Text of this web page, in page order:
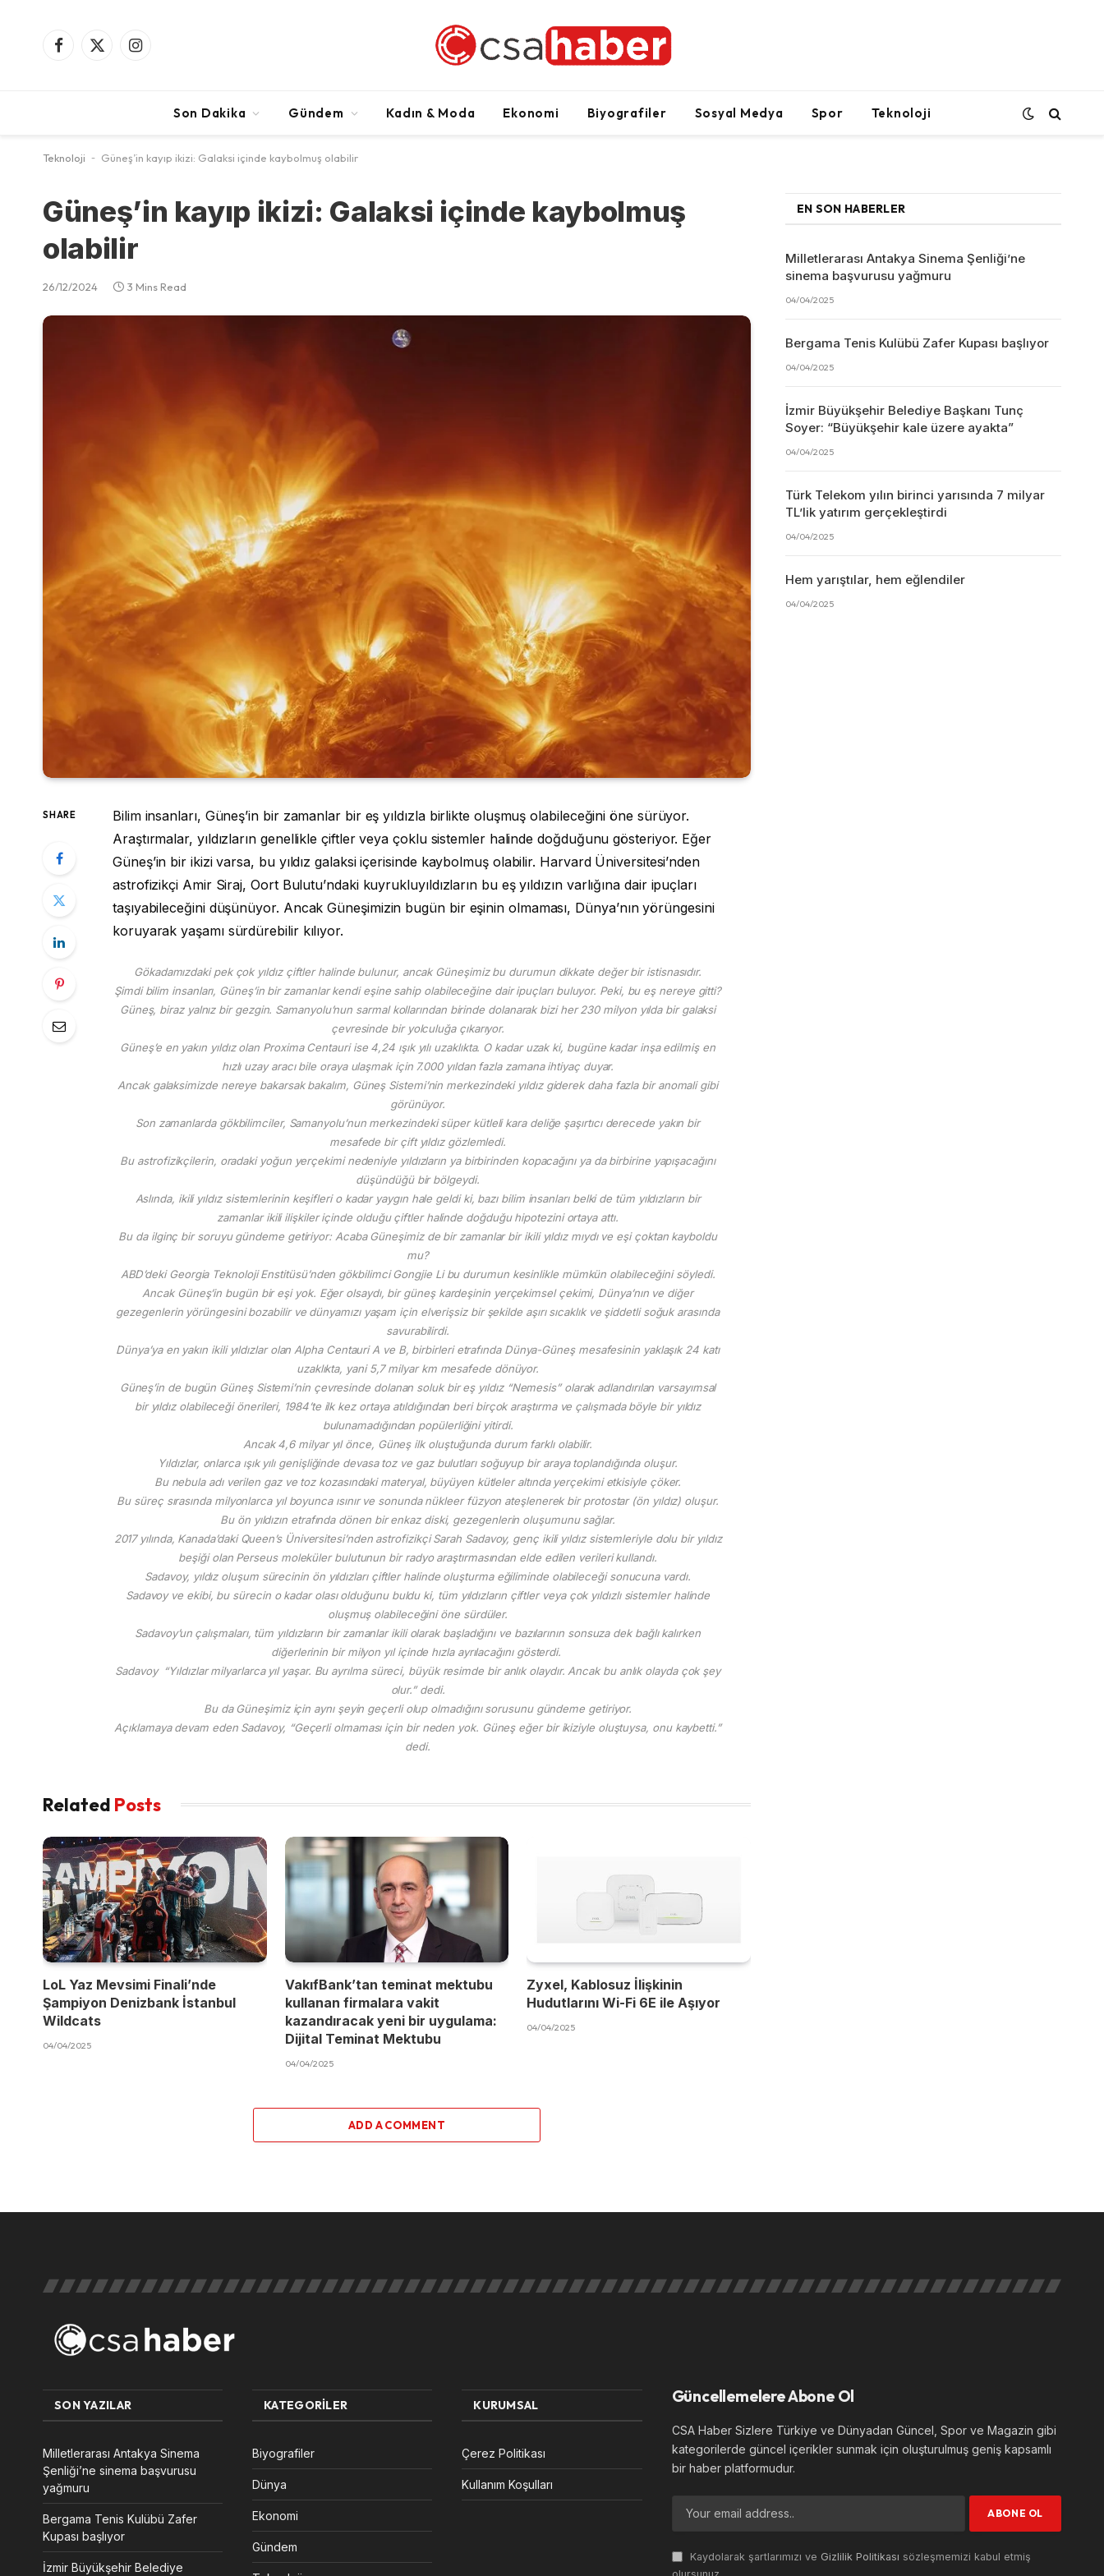
Facebook
X
Instagram
Son Dakika Gündem Kadın & Moda Ekonomi Biyografiler Sosyal Medya Spor Teknoloji
Teknoloji - Güneş’in kayıp ikizi: Galaksi içinde kaybolmuş olabilir
Güneş’in kayıp ikizi: Galaksi içinde kaybolmuş
olabilir
26/12/2024 3 Mins Read
SHARE
Bilim insanları, Güneş’in bir zamanlar bir eş yıldızla birlikte oluşmuş olabileceğini öne sürüyor.
Araştırmalar, yıldızların genellikle çiftler veya çoklu sistemler halinde doğduğunu gösteriyor. Eğer
Güneş’in bir ikizi varsa, bu yıldız galaksi içerisinde kaybolmuş olabilir. Harvard Üniversitesi’nden
astrofizikçi Amir Siraj, Oort Bulutu’ndaki kuyrukluyıldızların bu eş yıldızın varlığına dair ipuçları
taşıyabileceğini düşünüyor. Ancak Güneşimizin bugün bir eşinin olmaması, Dünya’nın yörüngesini
koruyarak yaşamı sürdürebilir kılıyor.
Gökadamızdaki pek çok yıldız çiftler halinde bulunur, ancak Güneşimiz bu durumun dikkate değer bir istisnasıdır.
Şimdi bilim insanları, Güneş’in bir zamanlar kendi eşine sahip olabileceğine dair ipuçları buluyor. Peki, bu eş nereye gitti?
Güneş, biraz yalnız bir gezgin. Samanyolu’nun sarmal kollarından birinde dolanarak bizi her 230 milyon yılda bir galaksi
çevresinde bir yolculuğa çıkarıyor.
Güneş’e en yakın yıldız olan Proxima Centauri ise 4,24 ışık yılı uzaklıkta. O kadar uzak ki, bugüne kadar inşa edilmiş en
hızlı uzay aracı bile oraya ulaşmak için 7.000 yıldan fazla zamana ihtiyaç duyar.
Ancak galaksimizde nereye bakarsak bakalım, Güneş Sistemi’nin merkezindeki yıldız giderek daha fazla bir anomali gibi
görünüyor.
Son zamanlarda gökbilimciler, Samanyolu’nun merkezindeki süper kütleli kara deliğe şaşırtıcı derecede yakın bir
mesafede bir çift yıldız gözlemledi.
Bu astrofizikçilerin, oradaki yoğun yerçekimi nedeniyle yıldızların ya birbirinden kopacağını ya da birbirine yapışacağını
düşündüğü bir bölgeydi.
Aslında, ikili yıldız sistemlerinin keşifleri o kadar yaygın hale geldi ki, bazı bilim insanları belki de tüm yıldızların bir
zamanlar ikili ilişkiler içinde olduğu çiftler halinde doğduğu hipotezini ortaya attı.
Bu da ilginç bir soruyu gündeme getiriyor: Acaba Güneşimiz de bir zamanlar bir ikili yıldız mıydı ve eşi çoktan kayboldu
mu?
ABD’deki Georgia Teknoloji Enstitüsü’nden gökbilimci Gongjie Li bu durumun kesinlikle mümkün olabileceğini söyledi.
Ancak Güneş’in bugün bir eşi yok. Eğer olsaydı, bir güneş kardeşinin yerçekimsel çekimi, Dünya’nın ve diğer
gezegenlerin yörüngesini bozabilir ve dünyamızı yaşam için elverişsiz bir şekilde aşırı sıcaklık ve şiddetli soğuk arasında
savurabilirdi.
Dünya’ya en yakın ikili yıldızlar olan Alpha Centauri A ve B, birbirleri etrafında Dünya-Güneş mesafesinin yaklaşık 24 katı
uzaklıkta, yani 5,7 milyar km mesafede dönüyor.
Güneş’in de bugün Güneş Sistemi’nin çevresinde dolanan soluk bir eş yıldız “Nemesis” olarak adlandırılan varsayımsal
bir yıldız olabileceği önerileri, 1984’te ilk kez ortaya atıldığından beri birçok araştırma ve çalışmada böyle bir yıldız
bulunamadığından popülerliğini yitirdi.
Ancak 4,6 milyar yıl önce, Güneş ilk oluştuğunda durum farklı olabilir.
Yıldızlar, onlarca ışık yılı genişliğinde devasa toz ve gaz bulutları soğuyup bir araya toplandığında oluşur.
Bu nebula adı verilen gaz ve toz kozasındaki materyal, büyüyen kütleler altında yerçekimi etkisiyle çöker.
Bu süreç sırasında milyonlarca yıl boyunca ısınır ve sonunda nükleer füzyon ateşlenerek bir protostar (ön yıldız) oluşur.
Bu ön yıldızın etrafında dönen bir enkaz diski, gezegenlerin oluşumunu sağlar.
2017 yılında, Kanada’daki Queen’s Üniversitesi’nden astrofizikçi Sarah Sadavoy, genç ikili yıldız sistemleriyle dolu bir yıldız
beşiği olan Perseus moleküler bulutunun bir radyo araştırmasından elde edilen verileri kullandı.
Sadavoy, yıldız oluşum sürecinin ön yıldızları çiftler halinde oluşturma eğiliminde olabileceği sonucuna vardı.
Sadavoy ve ekibi, bu sürecin o kadar olası olduğunu buldu ki, tüm yıldızların çiftler veya çok yıldızlı sistemler halinde
oluşmuş olabileceğini öne sürdüler.
Sadavoy’un çalışmaları, tüm yıldızların bir zamanlar ikili olarak başladığını ve bazılarının sonsuza dek bağlı kalırken
diğerlerinin bir milyon yıl içinde hızla ayrılacağını gösterdi.
Sadavoy “Yıldızlar milyarlarca yıl yaşar. Bu ayrılma süreci, büyük resimde bir anlık olaydır. Ancak bu anlık olayda çok şey
olur.” dedi.
Bu da Güneşimiz için aynı şeyin geçerli olup olmadığını sorusunu gündeme getiriyor.
Açıklamaya devam eden Sadavoy, “Geçerli olmaması için bir neden yok. Güneş eğer bir ikiziyle oluştuysa, onu kaybetti.”
dedi.
Related Posts
LoL Yaz Mevsimi Finali’nde
Şampiyon Denizbank İstanbul
Wildcats
04/04/2025
VakıfBank’tan teminat mektubu
kullanan firmalara vakit
kazandıracak yeni bir uygulama:
Dijital Teminat Mektubu
04/04/2025
Zyxel, Kablosuz İlişkinin
Hudutlarını Wi-Fi 6E ile Aşıyor
04/04/2025
ADD A COMMENT
EN SON HABERLER
Milletlerarası Antakya Sinema Şenliği’ne
sinema başvurusu yağmuru
04/04/2025
Bergama Tenis Kulübü Zafer Kupası başlıyor
04/04/2025
İzmir Büyükşehir Belediye Başkanı Tunç
Soyer: “Büyükşehir kale üzere ayakta”
04/04/2025
Türk Telekom yılın birinci yarısında 7 milyar
TL’lik yatırım gerçekleştirdi
04/04/2025
Hem yarıştılar, hem eğlendiler
04/04/2025
SON YAZILAR
Milletlerarası Antakya Sinema
Şenliği’ne sinema başvurusu
yağmuru
Bergama Tenis Kulübü Zafer
Kupası başlıyor
İzmir Büyükşehir Belediye
KATEGORILER
Biyografiler
Dünya
Ekonomi
Gündem
KURUMSAL
Çerez Politikası
Kullanım Koşulları
Güncellemelere Abone Ol
CSA Haber Sizlere Türkiye ve Dünyadan Güncel, Spor ve Magazin gibi
kategorilerde güncel içerikler sunmak için oluşturulmuş geniş kapsamlı
bir haber platformudur.
Kaydolarak şartlarımızı ve Gizlilik Politikası sözleşmemizi kabul etmiş